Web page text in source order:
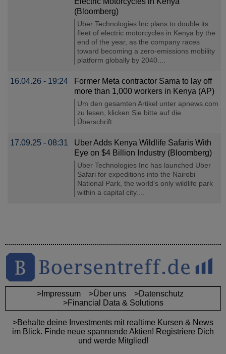
(Bloomberg)
Uber Technologies Inc plans to double its
fleet of electric motorcycles in Kenya by the
end of the year, as the company races
toward becoming a zero-emissions mobility
platform globally by 2040....
16.04.26 - 19:24
Former Meta contractor Sama to lay off
more than 1,000 workers in Kenya (AP)
Um den gesamten Artikel unter apnews.com
zu lesen, klicken Sie bitte auf die
Überschrift...
17.09.25 - 08:31
Uber Adds Kenya Wildlife Safaris With
Eye on $4 Billion Industry (Bloomberg)
Uber Technologies Inc has launched Uber
Safari for expeditions into the Nairobi
National Park, the world's only wildlife park
within a capital city....
>Impressum >Über uns
>Datenschutz
>Financial Data & Solutions
>Behalte deine Investments mit realtime Kursen & News
im Blick. Finde neue spannende Aktien! Registriere Dich
und werde Mitglied!